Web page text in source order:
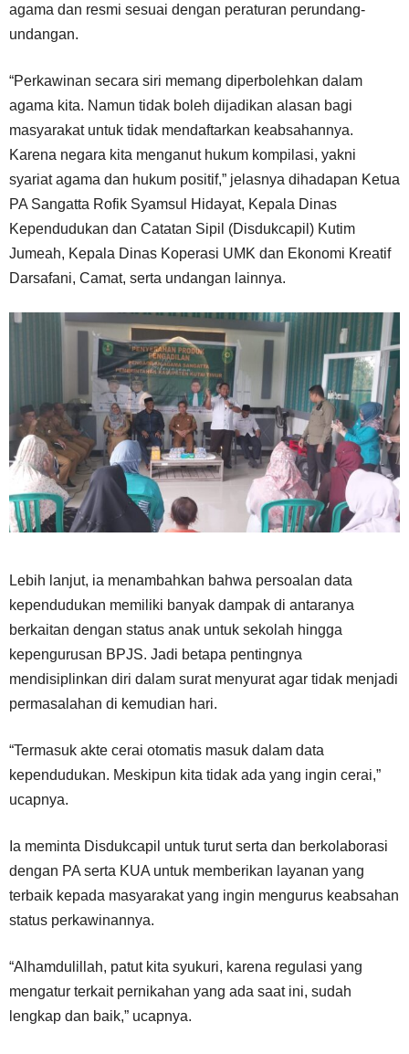
agama dan resmi sesuai dengan peraturan perundang-
undangan.
“Perkawinan secara siri memang diperbolehkan dalam
agama kita. Namun tidak boleh dijadikan alasan bagi
masyarakat untuk tidak mendaftarkan keabsahannya.
Karena negara kita menganut hukum kompilasi, yakni
syariat agama dan hukum positif,” jelasnya dihadapan Ketua
PA Sangatta Rofik Syamsul Hidayat, Kepala Dinas
Kependudukan dan Catatan Sipil (Disdukcapil) Kutim
Jumeah, Kepala Dinas Koperasi UMK dan Ekonomi Kreatif
Darsafani, Camat, serta undangan lainnya.
Lebih lanjut, ia menambahkan bahwa persoalan data
kependudukan memiliki banyak dampak di antaranya
berkaitan dengan status anak untuk sekolah hingga
kepengurusan BPJS. Jadi betapa pentingnya
mendisiplinkan diri dalam surat menyurat agar tidak menjadi
permasalahan di kemudian hari.
“Termasuk akte cerai otomatis masuk dalam data
kependudukan. Meskipun kita tidak ada yang ingin cerai,”
ucapnya.
Ia meminta Disdukcapil untuk turut serta dan berkolaborasi
dengan PA serta KUA untuk memberikan layanan yang
terbaik kepada masyarakat yang ingin mengurus keabsahan
status perkawinannya.
“Alhamdulillah, patut kita syukuri, karena regulasi yang
mengatur terkait pernikahan yang ada saat ini, sudah
lengkap dan baik,” ucapnya.